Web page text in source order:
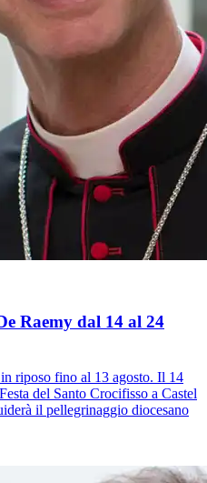
Raemy dal 14 al 24
riposo fino al 13 agosto. Il 14
del Santo Crocifisso a Castel
il pellegrinaggio diocesano